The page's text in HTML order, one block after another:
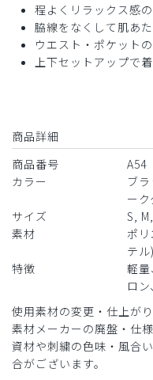
商品：A54メンズ:スク
ー/M
ご購入者様
購入確認済み
176-
軽くてしっかりして
軽くて乾きやすいので購
夏向けのようですが、オ
ク/S
役に立った
程よくリラックス感
脇線をなくして肌あ
ウエスト・ポケット
上下セットアップで
商品詳細
商品番号
A54
カラー
ブ
ー
サイズ
S,
素材
ポ
テ
特徴
軽
ロ
使用素材の変更・仕上が
素材メーカーの廃盤・仕
資材や刺繍の色味・風合
合がございます。